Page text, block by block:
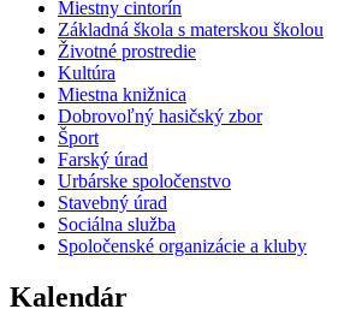
Miestny cintorín
Základná škola s materskou školou
Životné prostredie
Kultúra
Miestna knižnica
Dobrovoľný hasičský zbor
Šport
Farský úrad
Urbárske spoločenstvo
Stavebný úrad
Sociálna služba
Spoločenské organizácie a kluby
Kalendár